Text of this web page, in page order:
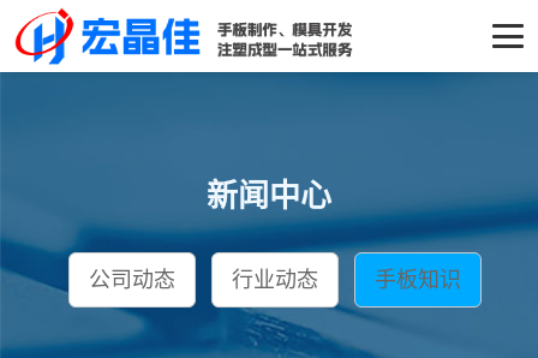
新闻中心
公司动态 行业动态 手板知识